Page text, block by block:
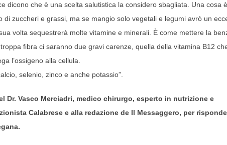
dicono che è una scelta salutistica la considero sbagliata. Una cosa è
zuccheri e grassi, ma se mangio solo vegetali e legumi avrò un
volta sequestrerà molte vitamine e minerali. È come mettere la
fibra ci saranno due gravi carenze, quella della vitamina B12
l’ossigeno alla cellula.
selenio, zinco e anche potassio”.
Vasco Merciadri, medico chirurgo, esperto in nutrizione e
Calabrese e alla redazione de Il Messaggero, per